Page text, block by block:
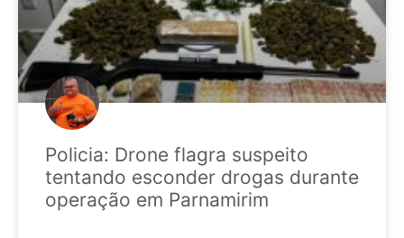
Policia: Drone flagra suspeito
tentando esconder drogas durante
operação em Parnamirim